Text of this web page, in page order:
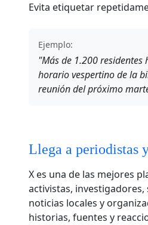
Evita etiquetar
Ejemplo:
"Más de 1.200
horario vespertino de la
reunión del próximo
Llega a periodistas
X es una de las mejores
activistas,
noticias locales y
historias, fuentes y